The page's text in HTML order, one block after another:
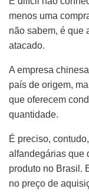
menos uma
não sabem, é que
atacado.
A empresa
país de origem,
que oferecem
quantidade.
É preciso,
alfandegárias que
produto no Brasil.
no preço de